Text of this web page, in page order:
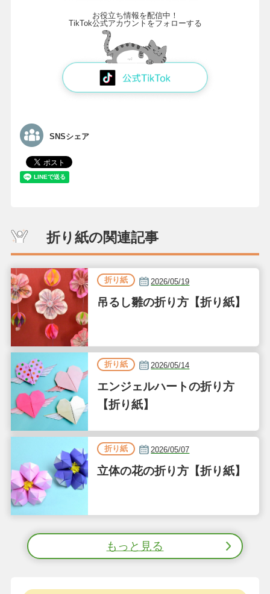
お役立ち情報を配信中！
TikTok公式アカウントをフォローする
SNSシェア
折り紙の関連記事
折り紙 2026/05/19
吊るし雛の折り方【折り紙】
折り紙 2026/05/14
エンジェルハートの折り方
【折り紙】
折り紙 2026/05/07
立体の花の折り方【折り紙】
もっと見る